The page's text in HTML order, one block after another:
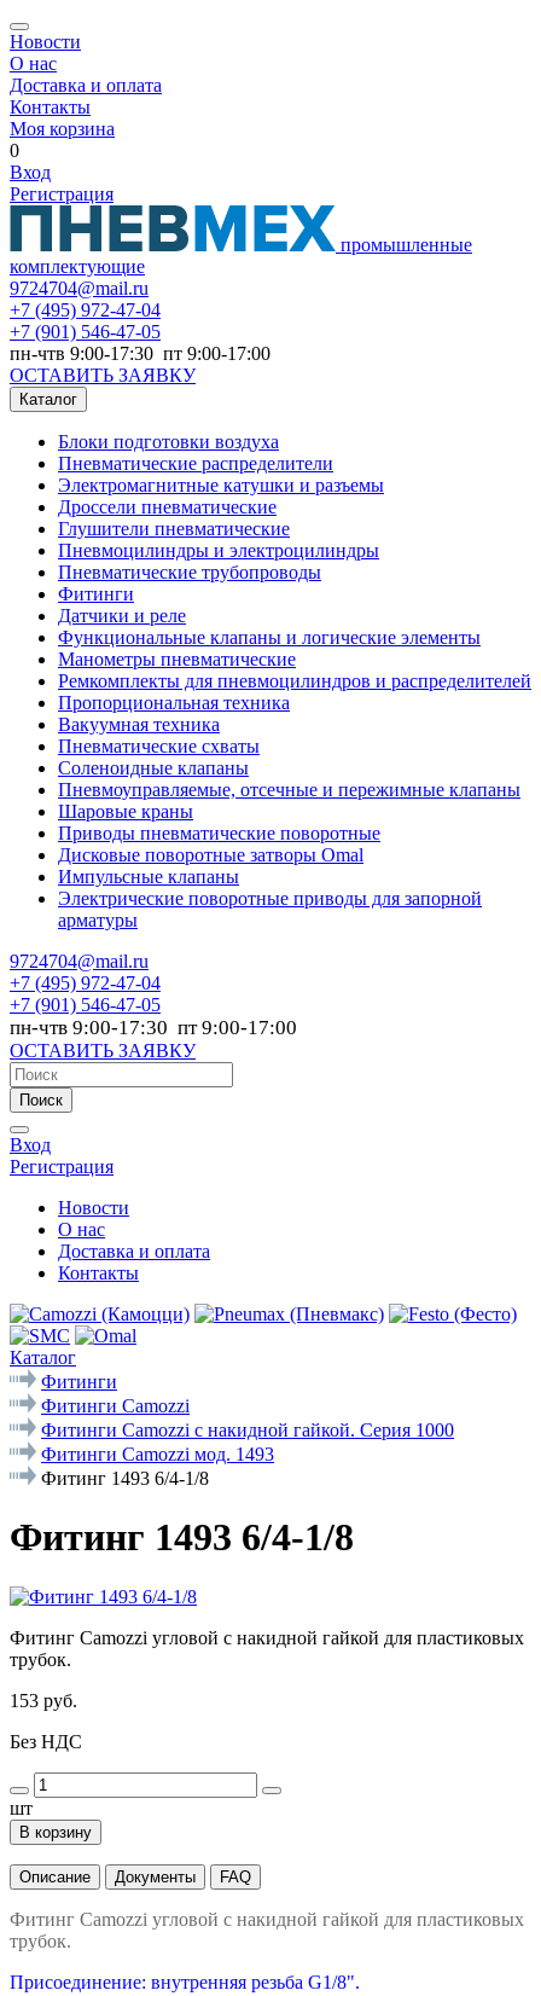
Новости
О нас
Доставка и оплата
Контакты
Моя корзина
0
Вход
Регистрация
промышленные
комплектующие
9724704@mail.ru
+7 (495) 972-47-04
+7 (901) 546-47-05
пн-чтв 9:00-17:30 пт 9:00-17:00
ОСТАВИТЬ ЗАЯВКУ
Каталог
Блоки подготовки воздуха
Пневматические распределители
Электромагнитные катушки и разъемы
Дроссели пневматические
Глушители пневматические
Пневмоцилиндры и электроцилиндры
Пневматические трубопроводы
Фитинги
Датчики и реле
Функциональные клапаны и логические элементы
Манометры пневматические
Ремкомплекты для пневмоцилиндров и распределителей
Пропорциональная техника
Вакуумная техника
Пневматические схваты
Соленоидные клапаны
Пневмоуправляемые, отсечные и пережимные клапаны
Шаровые краны
Приводы пневматические поворотные
Дисковые поворотные затворы Omal
Импульсные клапаны
Электрические поворотные приводы для запорной
арматуры
9724704@mail.ru
+7 (495) 972-47-04
+7 (901) 546-47-05
пн-чтв 9:00-17:30 пт 9:00-17:00
ОСТАВИТЬ ЗАЯВКУ
Поиск
Вход
Регистрация
Новости
О нас
Доставка и оплата
Контакты
Каталог
Фитинги
Фитинги Camozzi
Фитинги Camozzi с накидной гайкой. Серия 1000
Фитинги Camozzi мод. 1493
Фитинг 1493 6/4-1/8
Фитинг 1493 6/4-1/8
Фитинг Camozzi угловой с накидной гайкой для пластиковых
трубок.
153 руб.
Без НДС
шт
В корзину
Описание Документы FAQ
Фитинг Camozzi угловой с накидной гайкой для пластиковых
трубок.
Присоединение: внутренняя резьба G1/8".